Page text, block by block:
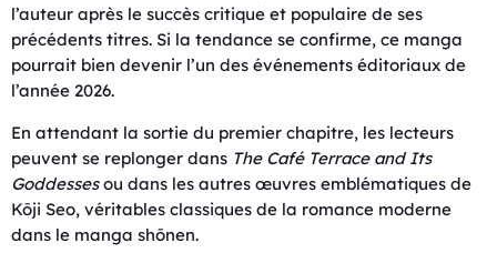
l’auteur après le succès critique et populaire de ses
précédents titres. Si la tendance se confirme, ce manga
pourrait bien devenir l’un des événements éditoriaux de
l’année 2026.
En attendant la sortie du premier chapitre, les lecteurs
peuvent se replonger dans The Café Terrace and Its
Goddessesou dans les autres œuvres emblématiques de
Kōji Seo, véritables classiques de la romance moderne
dans le manga shōnen.